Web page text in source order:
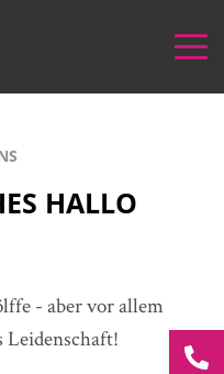
HALLO
- aber vor allem
Leidenschaft!